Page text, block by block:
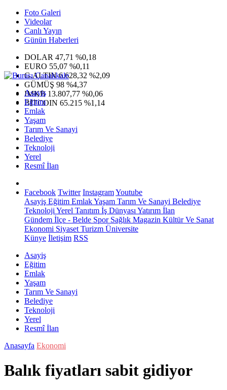
Foto Galeri
Videolar
Canlı Yayın
Günün Haberleri
DOLAR 47,71 %0,18
EURO 55,07 %0,11
G.ALTIN6.628,32 %2,09
GÜMÜŞ 98 %4,37
IMKB 13.807,77 %0,06
BITCOIN 65.215 %1,14
Asayiş
Eğitim
Emlak
Yaşam
Tarım Ve Sanayi
Belediye
Teknoloji
Yerel
Resmî İlan
Facebook Twitter InstagramYoutube
Asayiş Eğitim EmlakYaşam Tarım Ve Sanayi Belediye
Teknoloji Yerel Tanıtım İş Dünyası Yatırım İlan
Gündem İlçe - Belde SporSağlık Magazin Kültür Ve Sanat
Ekonomi Siyaset Turizm Üniversite
Künye İletişim RSS
Asayiş
Eğitim
Emlak
Yaşam
Tarım Ve Sanayi
Belediye
Teknoloji
Yerel
Resmî İlan
Anasayfa Ekonomi
Balık fiyatları sabit gidiyor